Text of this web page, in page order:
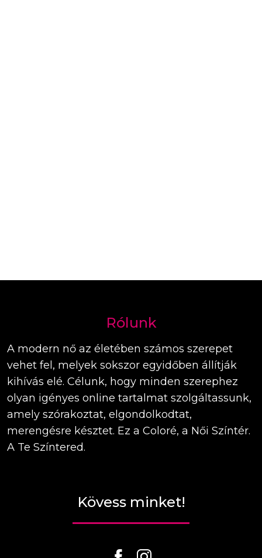
Rólunk
A modern nő az életében számos szerepet
vehet fel, melyek sokszor egyidőben állítják
kihívás elé. Célunk, hogy minden szerephez
olyan igényes online tartalmat szolgáltassunk,
amely szórakoztat, elgondolkodtat,
merengésre késztet. Ez a Coloré, a Női Színtér.
A Te Színtered.
Kövess minket!